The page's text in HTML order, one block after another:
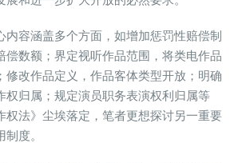
理
使
用
制
度
浅
析
内容涵盖多个方面，如增加惩罚性赔偿制
偿数额；界定视听作品范围，将类电作品
修改作品定义，作品客体类型开放；明确
权归属；规定演员职务表演权利归属等
权法》尘埃落定，笔者更想探讨另一重要
度。